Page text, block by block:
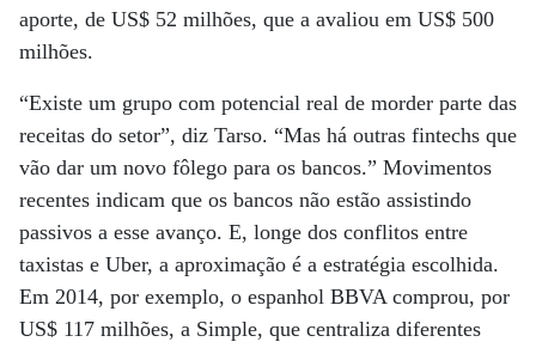
aporte, de US$ 52 milhões, que a avaliou em US$ 500
milhões.
“Existe um grupo com potencial real de morder parte das
receitas do setor”, diz Tarso. “Mas há outras fintechs que
vão dar um novo fôlego para os bancos.” Movimentos
recentes indicam que os bancos não estão assistindo
passivos a esse avanço. E, longe dos conflitos entre
taxistas e Uber, a aproximação é a estratégia escolhida.
Em 2014, por exemplo, o espanhol BBVA comprou, por
US$ 117 milhões, a Simple, que centraliza diferentes